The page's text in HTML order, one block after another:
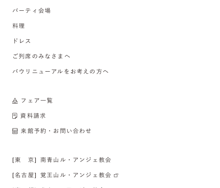
パーティ会場
料理
ドレス
ご列席のみなさまへ
バウリニューアルをお考えの方へ
フェア一覧
資料請求
来館予約・お問い合わせ
[東 京] 南青山ル・アンジェ教会
[名古屋] 覚王山ル・アンジェ教会